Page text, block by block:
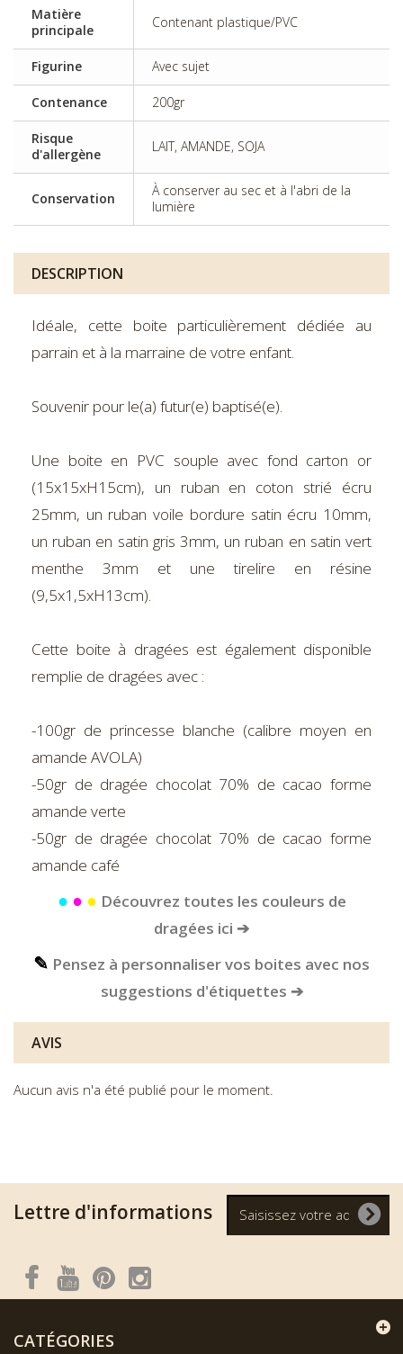
Matière
principale
Contenant plastique/PVC
Figurine Avec sujet
Contenance 200gr
Risque
d'allergène
LAIT, AMANDE, SOJA
Conservation
À conserver au sec et à l'abri de la
lumière
DESCRIPTION
Idéale, cette boite particulièrement dédiée au
parrain et à la marraine de votre enfant.
Souvenir pour le(a) futur(e) baptisé(e).
Une boite en PVC souple avec fond carton or
(15x15xH15cm), un ruban en coton strié écru
25mm, un ruban voile bordure satin écru 10mm,
un ruban en satin gris 3mm, un ruban en satin vert
menthe 3mm et une tirelire en résine
(9,5x1,5xH13cm).
Cette boite à dragées est également disponible
remplie de dragées avec :
-100gr de princesse blanche (calibre moyen en
amande AVOLA)
-50gr de dragée chocolat 70% de cacao forme
amande verte
-50gr de dragée chocolat 70% de cacao forme
amande café
● ● ● Découvrez toutes les couleurs de
dragées ici ➔
✎ Pensez à personnaliser vos boites avec nos
suggestions d'étiquettes ➔
AVIS
Aucun avis n'a été publié pour le moment.
Lettre d'informations
CATÉGORIES